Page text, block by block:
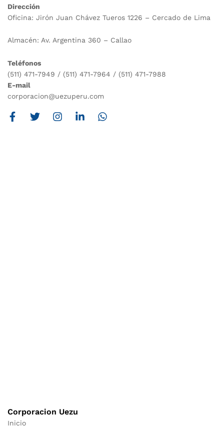
Dirección
Oficina: Jirón Juan Chávez Tueros 1226 – Cercado de Lima
Almacén: Av. Argentina 360 – Callao
Teléfonos
(511) 471-7949 / (511) 471-7964 / (511) 471-7988
E-mail
corporacion@uezuperu.com
Corporacion Uezu
Inicio